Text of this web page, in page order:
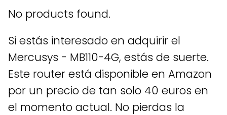
No products found.
Si estás interesado en adquirir el
Mercusys - MB110-4G, estás de suerte.
Este router está disponible en Amazon
por un precio de tan solo 40 euros en
el momento actual. No pierdas la